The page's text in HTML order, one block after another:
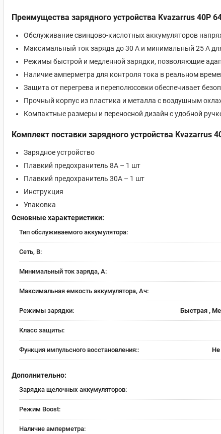
Преимущества зарядного устройства Kvazarrus 40P
Обслуживание свинцово-кислотных аккумуляторов
Максимальный ток заряда до 30 А и минимальный 25 А
Режимы быстрой и медленной зарядки, позволяющие
Наличие амперметра для контроля тока в реальном
Защита от перегрева и переполюсовки обеспечивает
Прочный корпус из пластика и металла с воздушным
Компактные размеры и переносной дизайн с удобной
Комплект поставки зарядного устройства Kvazarrus
Зарядное устройство
Плавкий предохранитель 8A – 1 шт
Плавкий предохранитель 30A – 1 шт
Инструкция
Упаковка
Основные характеристики:
Тип обслуживаемого аккумулятора:
Сеть, В:
Минимальный ток заряда, А:
Максимальная емкость аккумулятора, Ач:
Режимы зарядки: Быстрая ,
Класс защиты:
Функция импульсного восстановления:: Не
Дополнительно:
Зарядка щелочных аккумуляторов:
Режим Boost:
Наличие амперметра: